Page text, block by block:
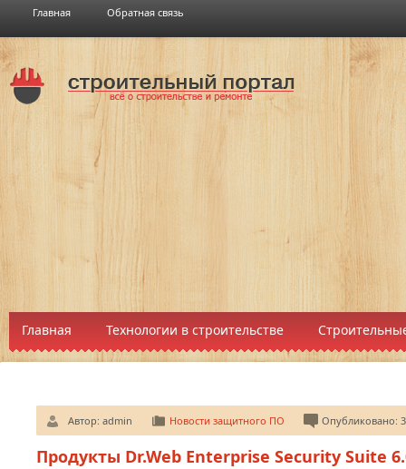
Главная Обратная связь
Главная Технологии в строительстве
Автор: admin Новости защитного ПО Опубликовано:
Продукты Dr.Web Enterprise Security Suite